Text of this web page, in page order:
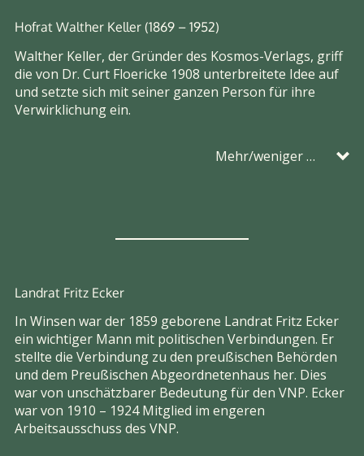
Hofrat Walther Keller (1869 – 1952)
Walther Keller, der Gründer des Kosmos-Verlags, griff
die von Dr. Curt Floericke 1908 unterbreitete Idee auf
und setzte sich mit seiner ganzen Person für ihre
Verwirklichung ein.
Mehr/weniger …
Landrat Fritz Ecker
In Winsen war der 1859 geborene Landrat Fritz Ecker
ein wichtiger Mann mit politischen Verbindungen. Er
stellte die Verbindung zu den preußischen Behörden
und dem Preußischen Abgeordnetenhaus her. Dies
war von unschätzbarer Bedeutung für den VNP. Ecker
war von 1910 – 1924 Mitglied im engeren
Arbeitsausschuss des VNP.